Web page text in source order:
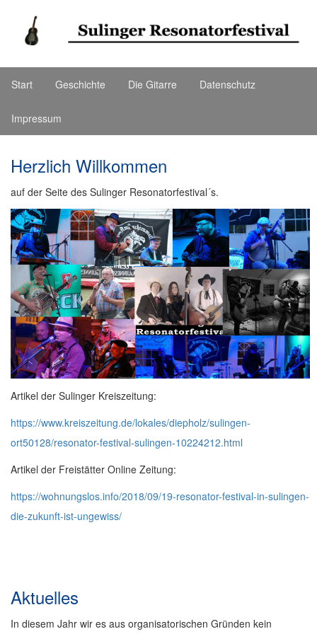
Start Geschichte Die Gitarre Datenschutz
Impressum
Herzlich Willkommen
auf der Seite des Sulinger Resonatorfestival´s.
Artikel der Sulinger Kreiszeitung:
https://www.kreiszeitung.de/lokales/diepholz/sulingen-
ort50128/resonator-festival-sulingen-10224212.html
Artikel der Freistätter Online Zeitung:
https://wohnungslos.info/2018/09/19-resonator-festival-in-sulingen-
die-zukunft-ist-ungewiss/
Aktuelles
In diesem Jahr wir es aus organisatorischen Gründen kein